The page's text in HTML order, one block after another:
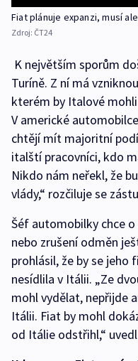
Fiat plánuje expanzi, musí
Zdroj: ČT24
K největším sporům
Turíně. Z ní má
kterém by Italové
V americké
chtějí mít majoritní
italští pracovníci, kdo
Nikdo nám neřekl, že
vlády,“ rozčiluje se
Šéf automobilky chce
nebo zrušení odměn
prohlásil, že by se jeho
nesídlila v Itálii. „Ze
mohl vydělat, nepřijde
Itálii. Fiat by mohl
od Itálie odstřihl,“